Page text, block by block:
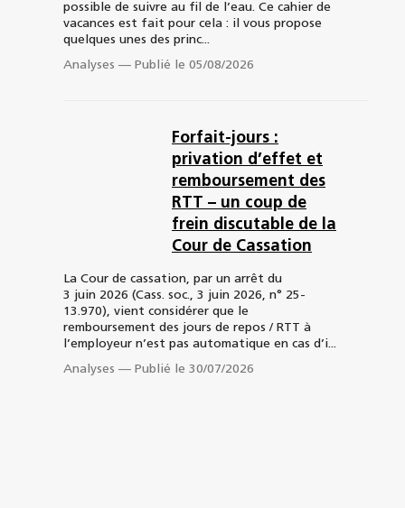
possible de suivre au fil de l’eau. Ce cahier de
vacances est fait pour cela : il vous propose
quelques unes des princ...
Analyses — Publié le 05/08/2026
Forfait-jours :
privation d’effet et
remboursement des
RTT – un coup de
frein discutable de la
Cour de Cassation
La Cour de cassation, par un arrêt du
3 juin 2026 (Cass. soc., 3 juin 2026, n° 25-
13.970), vient considérer que le
remboursement des jours de repos / RTT à
l’employeur n’est pas automatique en cas d’i...
Analyses — Publié le 30/07/2026